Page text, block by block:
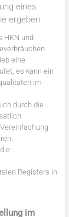
eines
ergeben.
HKN und
eine
es kann ein
im
durch die
Registers in
im